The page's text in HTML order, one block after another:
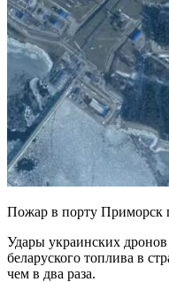
Пожар в порту Приморск
Удары украинских
беларуского топлива в
чем в два раза.